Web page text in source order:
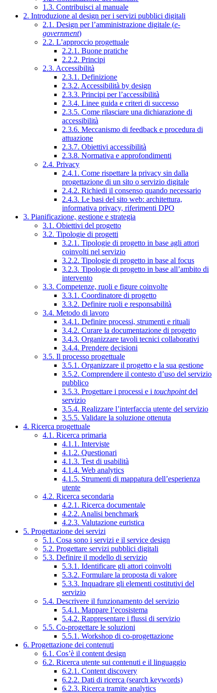
1.3. Contribuisci al manuale
2. Introduzione al design per i servizi pubblici digitali
2.1. Design per l’amministrazione digitale (e-
government)
2.2. L’approccio progettuale
2.2.1. Buone pratiche
2.2.2. Principi
2.3. Accessibilità
2.3.1. Definizione
2.3.2. Accessibilità by design
2.3.3. Principi per l’accessibilità
2.3.4. Linee guida e criteri di successo
2.3.5. Come rilasciare una dichiarazione di
accessibilità
2.3.6. Meccanismo di feedback e procedura di
attuazione
2.3.7. Obiettivi accessibilità
2.3.8. Normativa e approfondimenti
2.4. Privacy
2.4.1. Come rispettare la privacy sin dalla
progettazione di un sito o servizio digitale
2.4.2. Richiedi il consenso quando necessario
2.4.3. Le basi del sito web: architettura,
informativa privacy, riferimenti DPO
3. Pianificazione, gestione e strategia
3.1. Obiettivi del progetto
3.2. Tipologie di progetti
3.2.1. Tipologie di progetto in base agli attori
coinvolti nel servizio
3.2.2. Tipologie di progetto in base al focus
3.2.3. Tipologie di progetto in base all’ambito di
intervento
3.3. Competenze, ruoli e figure coinvolte
3.3.1. Coordinatore di progetto
3.3.2. Definire ruoli e responsabilità
3.4. Metodo di lavoro
3.4.1. Definire processi, strumenti e rituali
3.4.2. Curare la documentazione di progetto
3.4.3. Organizzare tavoli tecnici collaborativi
3.4.4. Prendere decisioni
3.5. Il processo progettuale
3.5.1. Organizzare il progetto e la sua gestione
3.5.2. Comprendere il contesto d’uso del servizio
pubblico
3.5.3. Progettare i processi e i touchpointdel
servizio
3.5.4. Realizzare l’interfaccia utente del servizio
3.5.5. Validare la soluzione ottenuta
4. Ricerca progettuale
4.1. Ricerca primaria
4.1.1. Interviste
4.1.2. Questionari
4.1.3. Test di usabilità
4.1.4. Web analytics
4.1.5. Strumenti di mappatura dell’esperienza
utente
4.2. Ricerca secondaria
4.2.1. Ricerca documentale
4.2.2. Analisi benchmark
4.2.3. Valutazione euristica
5. Progettazione dei servizi
5.1. Cosa sono i servizi e il service design
5.2. Progettare servizi pubblici digitali
5.3. Definire il modello di servizio
5.3.1. Identificare gli attori coinvolti
5.3.2. Formulare la proposta di valore
5.3.3. Inquadrare gli elementi costitutivi del
servizio
5.4. Descrivere il funzionamento del servizio
5.4.1. Mappare l’ecosistema
5.4.2. Rappresentare i flussi di servizio
5.5. Co-progettare le soluzioni
5.5.1. Workshop di co-progettazione
6. Progettazione dei contenuti
6.1. Cos’è il content design
6.2. Ricerca utente sui contenuti e il linguaggio
6.2.1. Content discovery
6.2.2. Dati di ricerca (search keywords)
6.2.3. Ricerca tramite analytics